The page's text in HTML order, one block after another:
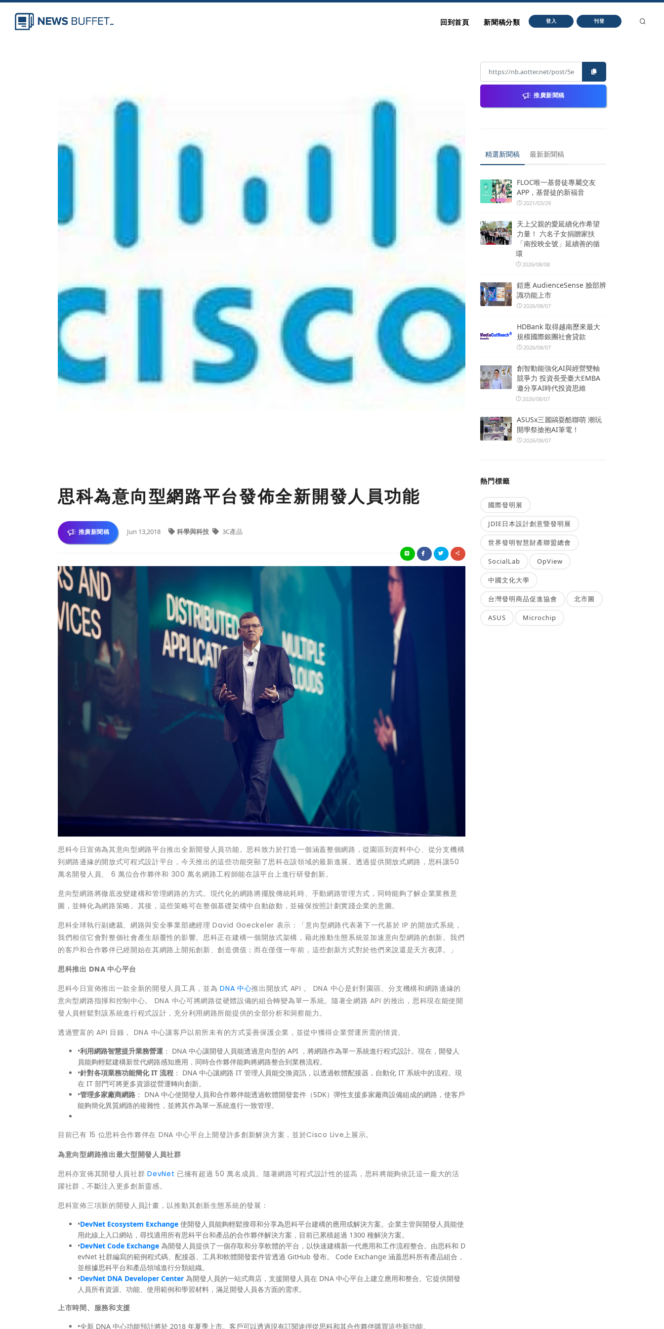
回到首頁 新聞稿分類 登入 刊登
思科為意向型網路平台發佈全新開發人員功能
推廣新聞稿 Jun 13,2018 科學與科技 3C產品
思科今日宣佈為其意向型網路平台推出全新開發人員功能。思科致力於打造一個涵蓋整個網路，從園區到資料中心、從分支機構
到網路邊緣的開放式可程式設計平台，今天推出的這些功能突顯了思科在該領域的最新進展。透過提供開放式網路，思科讓50
萬名開發人員、 6 萬位合作夥伴和 300 萬名網路工程師能在該平台上進行研發創新。
意向型網路將徹底改變建構和管理網路的方式。現代化的網路將擺脫傳統耗時、手動網路管理方式，同時能夠了解企業業務意
圖，並轉化為網路策略。其後，這些策略可在整個基礎架構中自動啟動，並確保按照計劃實踐企業的意圖。
思科全球執行副總裁、網路與安全事業部總經理 David Goeckeler 表示：「意向型網路代表著下一代基於 IP 的開放式系統，
我們相信它會對整個社會產生顛覆性的影響。思科正在建構一個開放式架構，藉此推動生態系統並加速意向型網路的創新。我們
的客戶和合作夥伴已經開始在其網路上開拓創新、創造價值；而在僅僅一年前，這些創新方式對於他們來說還是天方夜譚。」
思科推出 DNA中心平台
思科今日宣佈推出一款全新的開發人員工具，並為DNA 中心推出開放式 API 。 DNA 中心是針對園區、分支機構和網路邊緣的
意向型網路指揮和控制中心。 DNA 中心可將網路從硬體設備的組合轉變為單一系統。隨著全網路 API 的推出，思科現在能使開
發人員輕鬆對該系統進行程式設計，充分利用網路所能提供的全部分析和洞察能力。
透過豐富的 API 目錄， DNA 中心讓客戶以前所未有的方式妥善保護企業，並從中獲得企業營運所需的情資。
•利用網路智慧提升業務營運 ： DNA 中心讓開發人員能透過意向型的 API ，將網路作為單一系統進行程式設計。現在，開發人
員能夠輕鬆建構新世代網路感知應用，同時合作夥伴能夠將網路整合到業務流程。
•針對各項業務功能簡化IT 流程 ： DNA 中心讓網路 IT 管理人員能交換資訊，以透過軟體配接器，自動化 IT 系統中的流程。現
在 IT 部門可將更多資源從營運轉向創新。
•管理多家廠商網路 ： DNA 中心使開發人員和合作夥伴能透過軟體開發套件（SDK）彈性支援多家廠商設備組成的網路，使客戶
能夠簡化異質網路的複雜性，並將其作為單一系統進行一致管理。
目前已有 15 位思科合作夥伴在 DNA 中心平台上開發許多創新解決方案，並於Cisco Live上展示。
為意向型網路推出最大型開發人員社群
思科亦宣佈其開發人員社群DevNet 已擁有超過 50 萬名成員。隨著網路可程式設計性的提高，思科將能夠依託這一龐大的活
躍社群，不斷注入更多創新靈感。
思科宣佈三項新的開發人員計畫，以推動其創新生態系統的發展：
•DevNet Ecosystem Exchange 使開發人員能夠輕鬆搜尋和分享為思科平台建構的應用或解決方案。企業主管與開發人員能使
用此線上入口網站，尋找適用所有思科平台和產品的合作夥伴解決方案，目前已累積超過 1300 種解決方案。
•DevNet Code Exchange 為開發人員提供了一個存取和分享軟體的平台，以快速建構新一代應用和工作流程整合。由思科和 D
evNet 社群編寫的範例程式碼、配接器、工具和軟體開發套件皆透過 GitHub 發布。 Code Exchange 涵蓋思科所有產品組合，
並根據思科平台和產品領域進行分類組織。
•DevNet DNA Developer Center 為開發人員的一站式商店，支援開發人員在 DNA 中心平台上建立應用和整合。它提供開發
人員所有資源、功能、使用範例和學習材料，滿足開發人員各方面的需求。
上市時間、服務和支援
•全新 DNA 中心功能預計將於 2018 年夏季上市。客戶可以透過現有訂閱途徑從思科和其合作夥伴購買這些新功能。
推廣新聞稿
精選新聞稿 最新新聞稿
FLOC唯一基督徒專屬交友
APP，基督徒的新福音
2021/03/29
天上父親的愛延續化作希望
力量！ 六名子女捐贈家扶
「南投映全號」延續善的循
環
2026/08/08
鎧應 AudienceSense 臉部辨
識功能上市
2026/08/07
HDBank 取得越南歷來最大
規模國際銀團社會貸款
2026/08/07
創智動能強化AI與經營雙軸
競爭力 投資長受臺大EMBA
邀分享AI時代投資思維
2026/08/07
ASUSx三麗鷗耍酷聯萌 潮玩
開學祭搶抱AI筆電！
2026/08/07
熱門標籤
國際發明展
JDIE日本設計創意暨發明展
世界發明智慧財產聯盟總會
SocialLab OpView
中國文化大學
台灣發明商品促進協會 北市圖
ASUS Microchip